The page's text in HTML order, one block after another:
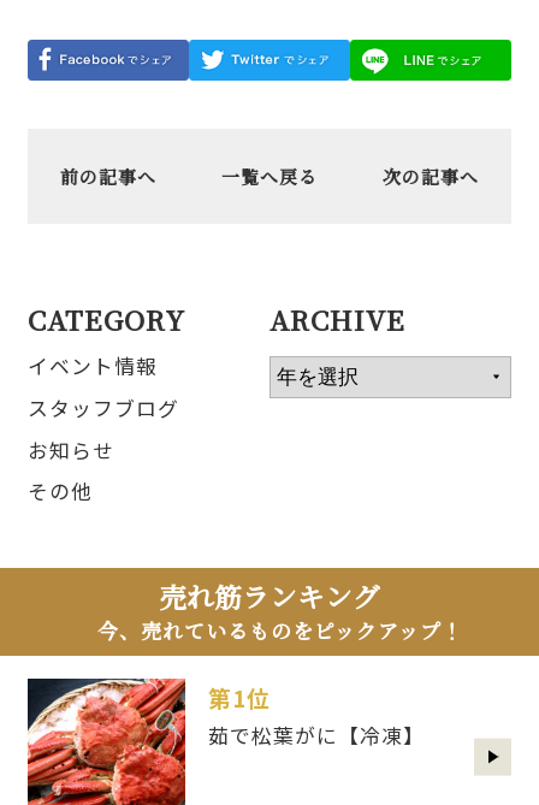
前の記事へ 一覧へ戻る 次の記事へ
CATEGORY
イベント情報
スタッフブログ
お知らせ
その他
ARCHIVE
売れ筋ランキング
今、売れているものをピックアップ！
第1位
茹で松葉がに【冷凍】